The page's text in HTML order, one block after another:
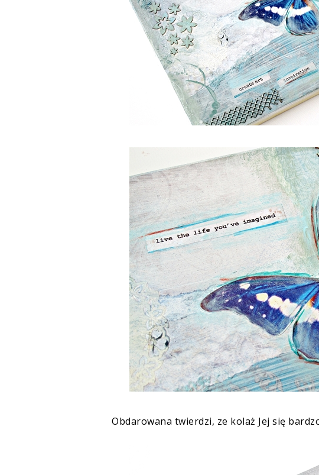
Obdarowana twierdzi, ze kolaż Jej się